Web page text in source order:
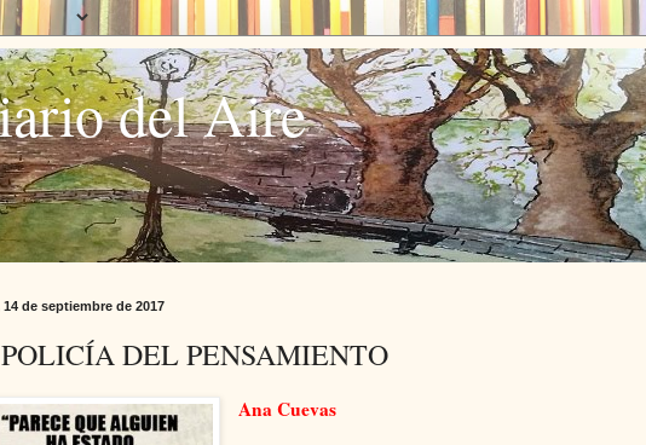
del Aire
14 de septiembre de 2017
DEL PENSAMIENTO
Ana Cuevas